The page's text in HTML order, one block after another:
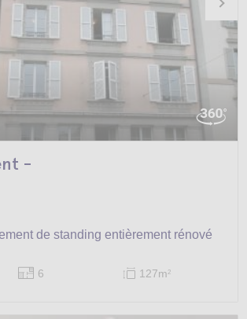
-
de standing entièrement rénové
6 127m2